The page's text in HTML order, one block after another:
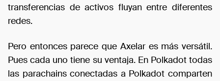
transferencias de activos fluyan entre diferentes
redes.
Pero entonces parece que Axelar es más versátil.
Pues cada uno tiene su ventaja. En Polkadot todas
las parachains conectadas a Polkadot comparten